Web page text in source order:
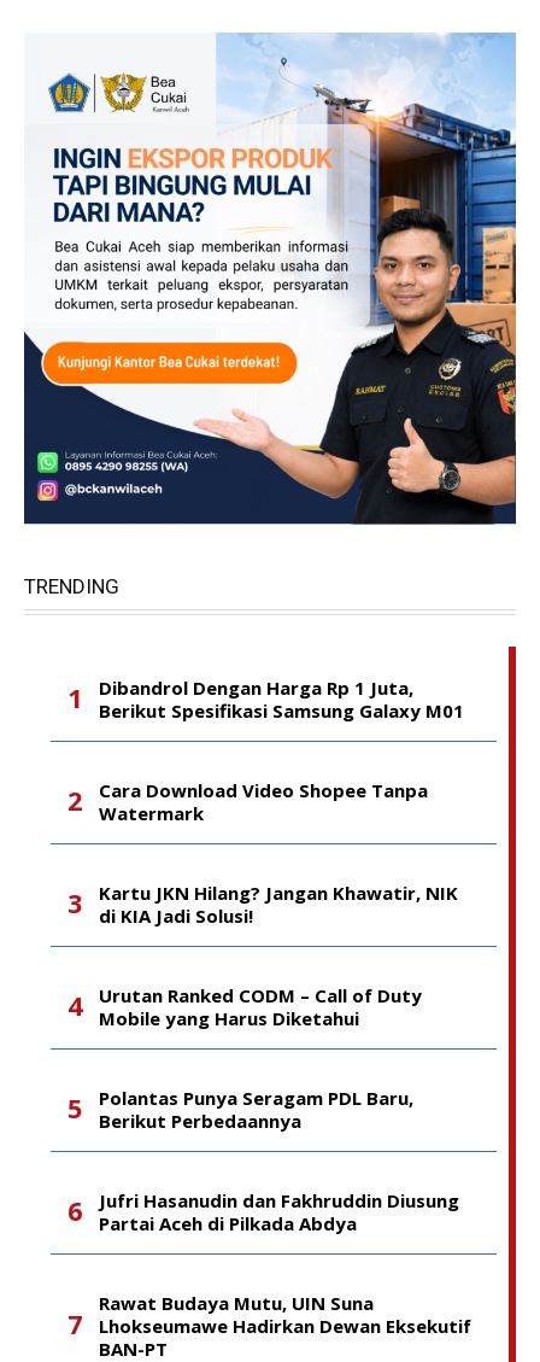
TRENDING
Dibandrol Dengan Harga Rp 1 Juta,
Berikut Spesifikasi Samsung Galaxy M01
Cara Download Video Shopee Tanpa
Watermark
Kartu JKN Hilang? Jangan Khawatir, NIK
di KIA Jadi Solusi!
Urutan Ranked CODM – Call of Duty
Mobile yang Harus Diketahui
Polantas Punya Seragam PDL Baru,
Berikut Perbedaannya
Jufri Hasanudin dan Fakhruddin Diusung
Partai Aceh di Pilkada Abdya
Rawat Budaya Mutu, UIN Suna
Lhokseumawe Hadirkan Dewan Eksekutif
BAN-PT